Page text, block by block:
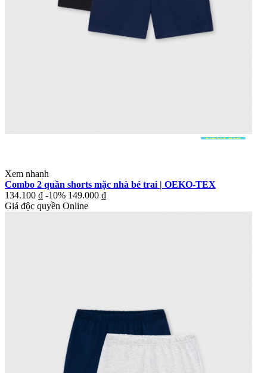
Xem nhanh
Combo 2 quần shorts mặc nhà bé trai | OEKO-TEX
134.100 ₫ -10% 149.000 ₫
Giá độc quyền Online